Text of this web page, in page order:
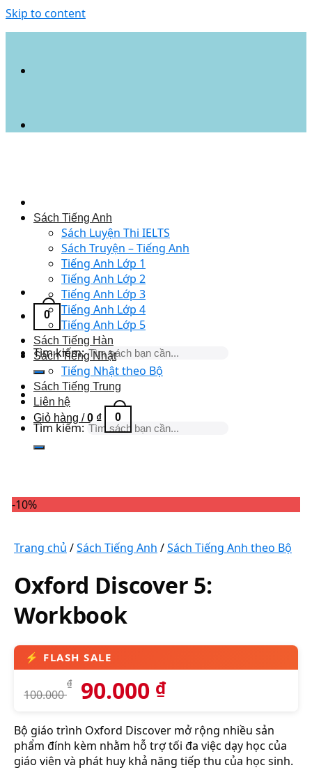
Skip to content
0
Tìm kiếm:
Giỏ hàng /0 ₫ 0
Sách Tiếng Anh
Sách Luyện Thi IELTS
Sách Truyện – Tiếng Anh
Tiếng Anh Lớp 1
Tiếng Anh Lớp 2
Tiếng Anh Lớp 3
Tiếng Anh Lớp 4
Tiếng Anh Lớp 5
Sách Tiếng Hàn
Sách Tiếng Nhật
Tiếng Nhật theo Bộ
Sách Tiếng Trung
Liên hệ
Tìm kiếm:
-10%
Trang chủ /Sách Tiếng Anh /Sách Tiếng Anh theo Bộ
Oxford Discover 5:
Workbook
100.000
₫ 90.000 ₫
Bộ giáo trình Oxford Discover mở rộng nhiều sản
phẩm đính kèm nhằm hỗ trợ tối đa việc dạy học của
giáo viên và phát huy khả năng tiếp thu của học sinh.